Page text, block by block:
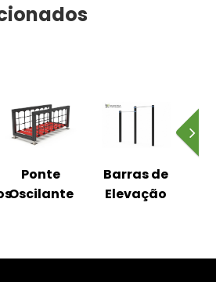
Ponte
Oscilante
Barras de
Elevação